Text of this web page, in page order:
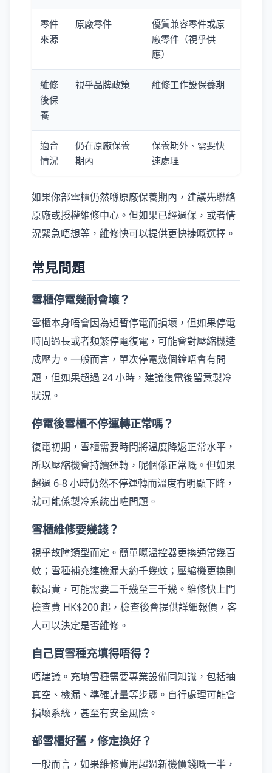
零件
來源
原廠零件
優質兼容零件或原
廠零件（視乎供
應）
維修
後保
養
視乎品牌政策 維修工作設保養期
適合
情況
仍在原廠保養
期內
保養期外、需要快
速處理
如果你部雪櫃仍然喺原廠保養期內，建議先聯絡
原廠或授權維修中心。但如果已經過保，或者情
況緊急唔想等，維修快可以提供更快捷嘅選擇。
常見問題
雪櫃停電幾耐會壞？
雪櫃本身唔會因為短暫停電而損壞，但如果停電
時間過長或者頻繁停電復電，可能會對壓縮機造
成壓力。一般而言，單次停電幾個鐘唔會有問
題，但如果超過 24 小時，建議復電後留意製冷
狀況。
停電後雪櫃不停運轉正常嗎？
復電初期，雪櫃需要時間將溫度降返正常水平，
所以壓縮機會持續運轉，呢個係正常嘅。但如果
超過 6-8 小時仍然不停運轉而溫度冇明顯下降，
就可能係製冷系統出咗問題。
雪櫃維修要幾錢？
視乎故障類型而定。簡單嘅溫控器更換通常幾百
蚊；雪種補充連檢漏大約千幾蚊；壓縮機更換則
較昂貴，可能需要二千幾至三千幾。維修快上門
檢查費 HK$200 起，檢查後會提供詳細報價，客
人可以決定是否維修。
自己買雪種充填得唔得？
唔建議。充填雪種需要專業設備同知識，包括抽
真空、檢漏、準確計量等步驟。自行處理可能會
損壞系統，甚至有安全風險。
部雪櫃好舊，修定換好？
一般而言，如果維修費用超過新機價錢嘅一半，